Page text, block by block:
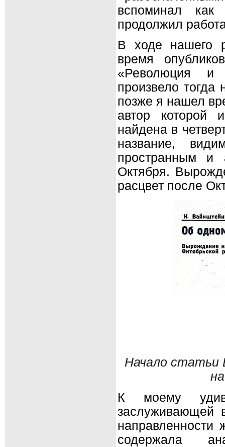
вспоминал как
продолжил
В ходе нашего
время
«Революция и
произвело тогда
позже я нашел
автор
найдена в
название,
пространным и
Октября.
расцвет после
Начало статьи
К моему
заслуживающей
направленности
содержала